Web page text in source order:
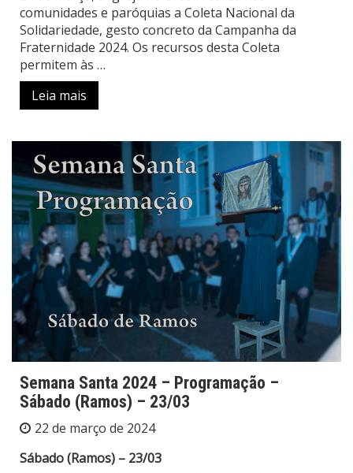
comunidades e paróquias a Coleta Nacional da
Solidariedade, gesto concreto da Campanha da
Fraternidade 2024. Os recursos desta Coleta
permitem às …
Leia mais
Semana Santa 2024 – Programação –
Sábado (Ramos) – 23/03
22 de março de 2024
Sábado (Ramos) – 23/03